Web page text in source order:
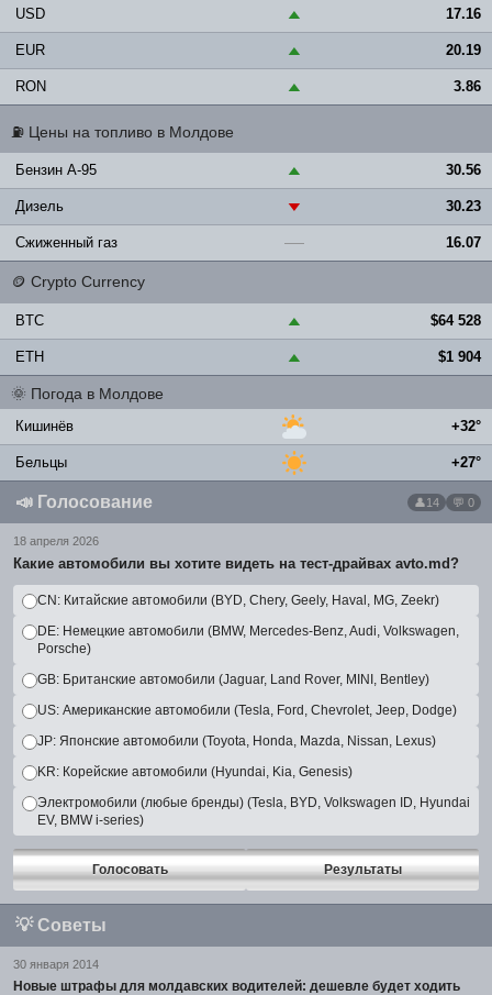
USD ▲ 17.16
EUR ▲ 20.19
RON ▲ 3.86
⛽ Цены на топливо в Молдове
Бензин A-95 ▲ 30.56
Дизель ▼ 30.23
Сжиженный газ — 16.07
🪙 Crypto Currency
BTC ▲ $64 528
ETH ▲ $1 904
🌞 Погода в Молдове
Кишинёв +32°
Бельцы +27°
📣 Голосование 14 💬 0
18 апреля 2026
Какие автомобили вы хотите видеть на тест-драйвах avto.md?
CN: Китайские автомобили (BYD, Chery, Geely, Haval, MG, Zeekr)
DE: Немецкие автомобили (BMW, Mercedes-Benz, Audi, Volkswagen,
Porsche)
GB: Британские автомобили (Jaguar, Land Rover, MINI, Bentley)
US: Американские автомобили (Tesla, Ford, Chevrolet, Jeep, Dodge)
JP: Японские автомобили (Toyota, Honda, Mazda, Nissan, Lexus)
KR: Корейские автомобили (Hyundai, Kia, Genesis)
Электромобили (любые бренды) (Tesla, BYD, Volkswagen ID, Hyundai
EV, BMW i-series)
Голосовать Результаты
💡 Советы
30 января 2014
Новые штрафы для молдавских водителей: дешевле будет ходить